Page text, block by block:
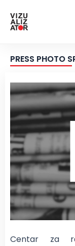
садржај
PRESS PHOTO
Centar za